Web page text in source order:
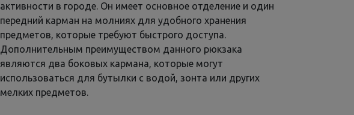
активности в городе. Он имеет основное отделение и один
передний карман на молниях для удобного хранения
предметов, которые требуют быстрого доступа.
Дополнительным преимуществом данного рюкзака
являются два боковых кармана, которые могут
использоваться для бутылки с водой, зонта или других
мелких предметов.